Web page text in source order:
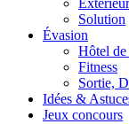
Extérieur
Solution
Évasion
Hôtel
Fitness
Sortie,
Idées &
Jeux concours